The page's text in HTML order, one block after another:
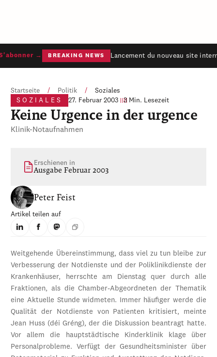
→ BREAKING NEWS Lancement du nouveau site
Startseite / Politik /
Soziales
SOZIALES
27. Februar 2003 3 Min. Lesezeit
Keine Urgence in der urgence
Klinik-Notaufnahmen
Erschienen in
Ausgabe Februar 2003
Peter Feist
Artikel teilen auf
Weitgehende Übereinstimmung, dass viel zu tun bleibe zur
Verbesserung der Notdienste und der Poliklinikdienste der
Krankenhäuser, herrschte am Dienstag quer durch alle
Fraktionen, als die Chamber-Abgeordneten der Thematik
eine Aktuelle Stunde widmeten. Immer häufiger werde die
Qualität der Notdienste von Patienten kritisiert, meinte
Jean Huss (déi Gréng), der die Diskussion beantragt hatte.
Vor allem die hauptstädtische Kinderklinik klage über
Personalprobleme. Verfügt der Gesundheitsminister über